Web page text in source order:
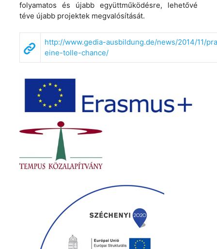
folyamatos és újabb együttműködésre, lehetővé
téve újabb projektek megvalósítását.
http://www.gedia-ausbildung.de/news/2014/11/
eine-tolle-chance/